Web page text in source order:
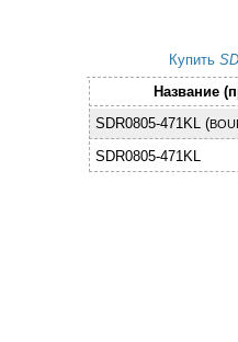
Купить
Название
SDR0805-471KL (
SDR0805-471KL